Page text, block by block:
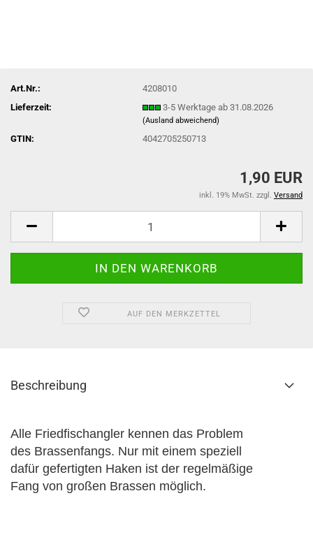
Art.Nr.:
4208010
Lieferzeit:
3-5 Werktage ab 31.08.2026
(Ausland abweichend)
GTIN: 4042705250713
1,90 EUR
inkl. 19% MwSt. zzgl. Versand
AUF DEN MERKZETTEL
Beschreibung
Alle Friedfischangler kennen das Problem
des Brassenfangs. Nur mit einem speziell
dafür gefertigten Haken ist der regelmäßige
Fang von großen Brassen möglich.